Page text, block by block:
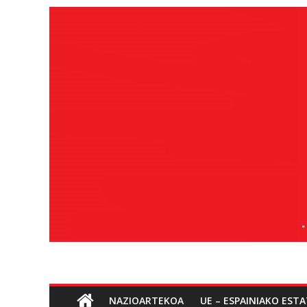
Sozialismoa
NAZIOARTEKOA UE – ESPAINIAKO